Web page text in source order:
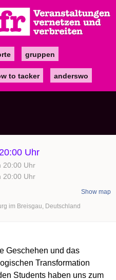
gruppen
to tacker anderswo
Uhr
20:00 Uhr
20:00 Uhr
im Breisgau Deutschland
Show map
Geschehen und das
Transformation
Students haben uns zum